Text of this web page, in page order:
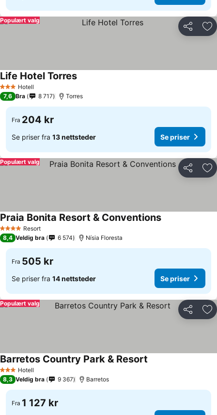
Del
Populært valg
3 StjernerHotell
Life Hotel Torres
7,6 Bra 8 717 Torres
Fra 204 kr
Se priser fra 13 nettsteder Se priser
Del
Populært valg
4 StjernerResort
Praia Bonita Resort & Conventions
8,4 Veldig bra 6 574 Nísia Floresta
Fra 505 kr
Se priser fra 14 nettsteder Se priser
Del
Populært valg
3 StjernerHotell
Barretos Country Park & Resort
8,3 Veldig bra 9 367 Barretos
Fra 1 127 kr